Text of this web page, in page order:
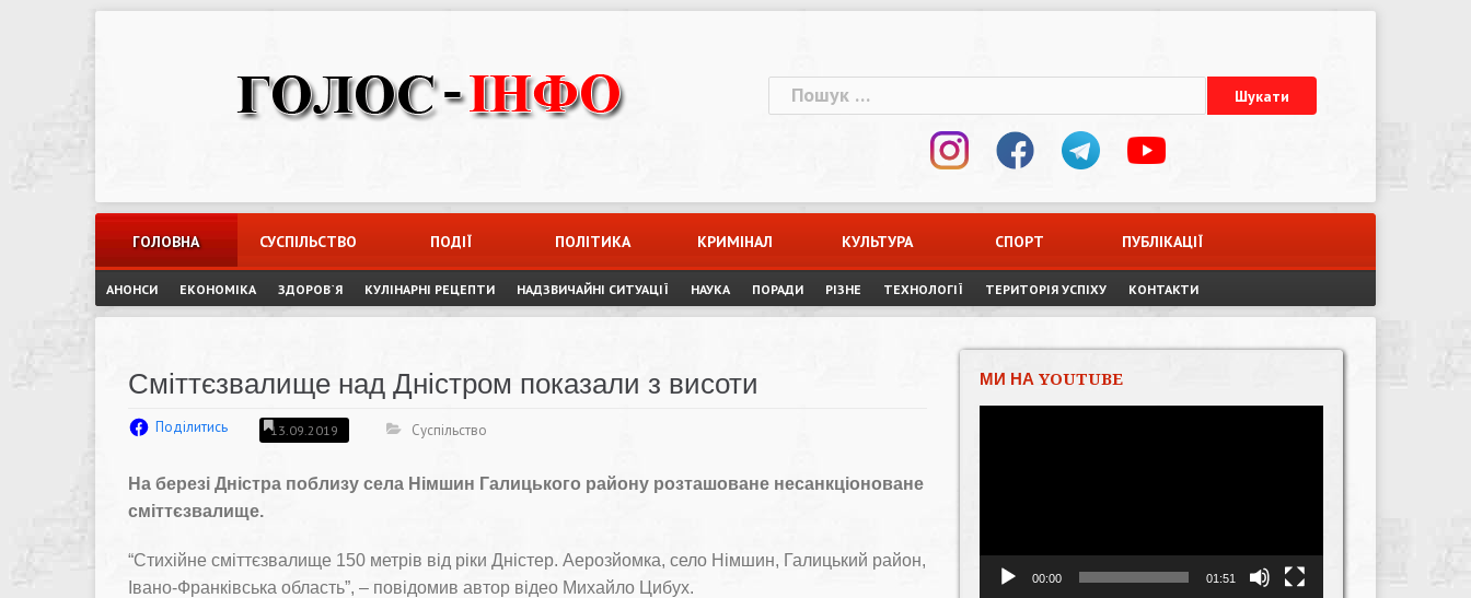
Пошук:
ГОЛОВНА СУСПІЛЬСТВО ПОДІЇ ПОЛІТИКА КРИМІНАЛ КУЛЬТУРА СПОРТ ПУБЛІКАЦІЇ
АНОНСИ ЕКОНОМІКА ЗДОРОВ`Я КУЛІНАРНІ РЕЦЕПТИ НАДЗВИЧАЙНІ СИТУАЦІЇ НАУКА ПОРАДИ РІЗНЕ ТЕХНОЛОГІЇ ТЕРИТОРІЯ УСПІХУ КОНТАКТИ
Сміттєзвалище над Дністром показали з висоти
Поділитись 13.09.2019 Суспільство
На березі Дністра поблизу села Німшин Галицького району розташоване несанкціоноване
сміттєзвалище.
“Стихійне сміттєзвалище 150 метрів від ріки Дністер. Аерозйомка, село Німшин, Галицький район,
Івано-Франківська область”, – повідомив автор відео Михайло Цибух.
МИ НА YOUTUBE
00:00 01:51